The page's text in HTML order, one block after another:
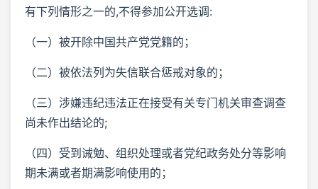
有下列情形之一的,不得参加公开选调:
（一）被开除中国共产党党籍的；
（二）被依法列为失信联合惩戒对象的；
（三）涉嫌违纪违法正在接受有关专门机关审查调查
尚未作出结论的;
（四）受到诫勉、组织处理或者党纪政务处分等影响
期未满或者期满影响使用的；